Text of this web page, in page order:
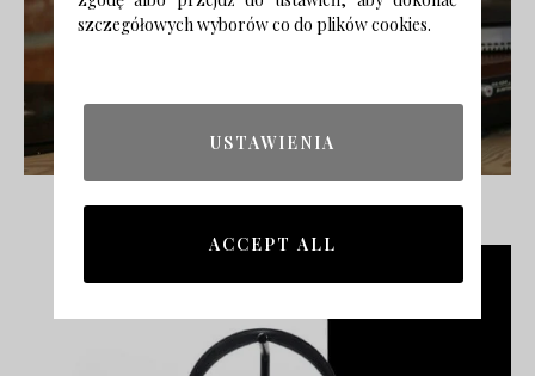
szczegółowych wyborów co do plików cookies.
USTAWIENIA
ACCEPT ALL